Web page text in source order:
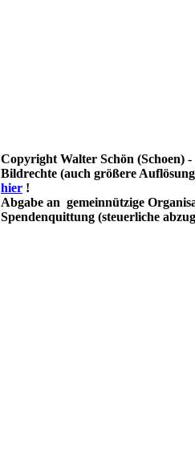
Copyright Walter Schön (Schoen)
Bildrechte (auch größere
hier !
Abgabe an gemeinnützige
Spendenquittung (steuerliche